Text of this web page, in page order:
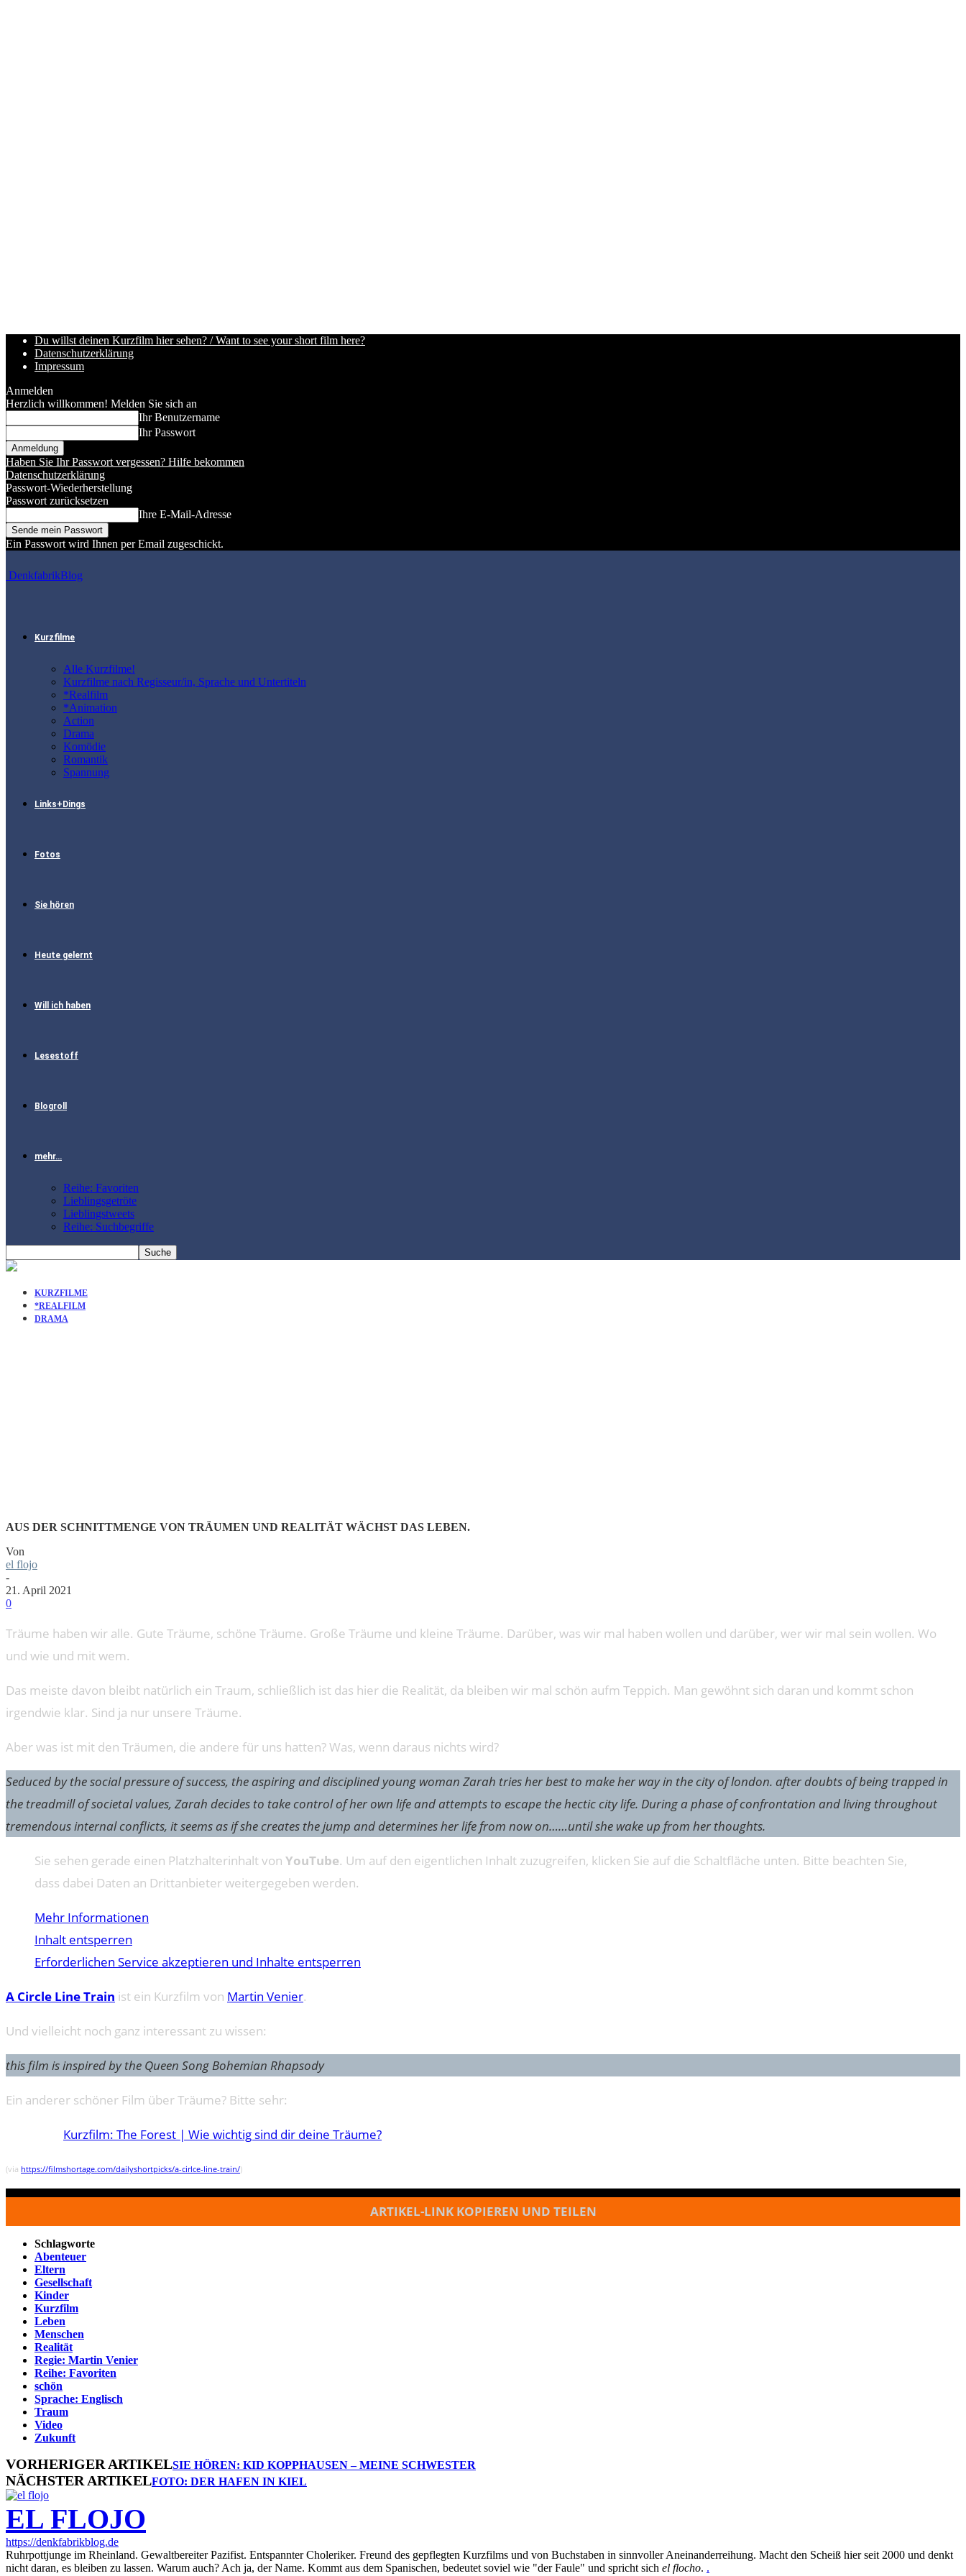
Du willst deinen Kurzfilm hier sehen? / Want to see your short film here?
Datenschutzerklärung
Impressum
Anmelden
Herzlich willkommen! Melden Sie sich an
Ihr Benutzername
Ihr Passwort
Haben Sie Ihr Passwort vergessen? Hilfe bekommen
Datenschutzerklärung
Passwort-Wiederherstellung
Passwort zurücksetzen
Ihre E-Mail-Adresse
Ein Passwort wird Ihnen per Email zugeschickt.
DenkfabrikBlog
Kurzfilme
Alle Kurzfilme!
Kurzfilme nach Regisseur/in, Sprache und Untertiteln
*Realfilm
*Animation
Action
Drama
Komödie
Romantik
Spannung
Links+Dings
Fotos
Sie hören
Heute gelernt
Will ich haben
Lesestoff
Blogroll
mehr…
Reihe: Favoriten
Lieblingsgetröte
Lieblingstweets
Reihe: Suchbegriffe
KURZFILME
*REALFILM
DRAMA
AUS DER SCHNITTMENGE VON TRÄUMEN UND REALITÄT WÄCHST DAS LEBEN.
Von
el flojo
-
21. April 2021
0
Träume haben wir alle. Gute Träume, schöne Träume. Große Träume und kleine Träume. Darüber, was wir mal haben wollen und darüber, wer wir mal sein wollen. Wo
und wie und mit wem.
Das meiste davon bleibt natürlich ein Traum, schließlich ist das hier die Realität, da bleiben wir mal schön aufm Teppich. Man gewöhnt sich daran und kommt schon
irgendwie klar. Sind ja nur unsere Träume.
Aber was ist mit den Träumen, die andere für uns hatten? Was, wenn daraus nichts wird?
Seduced by the social pressure of success, the aspiring and disciplined young woman Zarah tries her best to make her way in the city of london. after doubts of being trapped in
the treadmill of societal values, Zarah decides to take control of her own life and attempts to escape the hectic city life. During a phase of confrontation and living throughout
tremendous internal conflicts, it seems as if she creates the jump and determines her life from now on……until she wake up from her thoughts.
Sie sehen gerade einen Platzhalterinhalt von YouTube. Um auf den eigentlichen Inhalt zuzugreifen, klicken Sie auf die Schaltfläche unten. Bitte beachten Sie,
dass dabei Daten an Drittanbieter weitergegeben werden.
Mehr Informationen
Inhalt entsperren
Erforderlichen Service akzeptieren und Inhalte entsperren
A Circle Line Train ist ein Kurzfilm von Martin Venier.
Und vielleicht noch ganz interessant zu wissen:
this film is inspired by the Queen Song Bohemian Rhapsody
Ein anderer schöner Film über Träume? Bitte sehr:
Kurzfilm: The Forest | Wie wichtig sind dir deine Träume?
(via https://filmshortage.com/dailyshortpicks/a-cirlce-line-train/)
ARTIKEL-LINK KOPIEREN UND TEILEN
Schlagworte
Abenteuer
Eltern
Gesellschaft
Kinder
Kurzfilm
Leben
Menschen
Realität
Regie: Martin Venier
Reihe: Favoriten
schön
Sprache: Englisch
Traum
Video
Zukunft
VORHERIGER ARTIKELSIE HÖREN: KID KOPPHAUSEN – MEINE SCHWESTER
NÄCHSTER ARTIKELFOTO: DER HAFEN IN KIEL
EL FLOJO
https://denkfabrikblog.de
Ruhrpottjunge im Rheinland. Gewaltbereiter Pazifist. Entspannter Choleriker. Freund des gepflegten Kurzfilms und von Buchstaben in sinnvoller Aneinanderreihung. Macht den Scheiß hier seit 2000 und denkt
nicht daran, es bleiben zu lassen. Warum auch? Ach ja, der Name. Kommt aus dem Spanischen, bedeutet soviel wie "der Faule" und spricht sich el flocho. .